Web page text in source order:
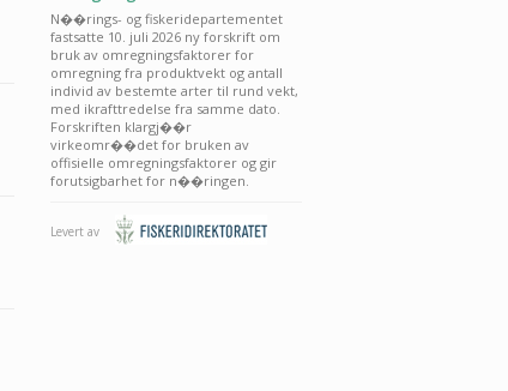
N��rings- og fiskeridepartementet
fastsatte 10. juli 2026 ny forskrift om
bruk av omregningsfaktorer for
omregning fra produktvekt og antall
individ av bestemte arter til rund vekt,
med ikrafttredelse fra samme dato.
Forskriften klargj��r
virkeomr��det for bruken av
offisielle omregningsfaktorer og gir
forutsigbarhet for n��ringen.
Levert av